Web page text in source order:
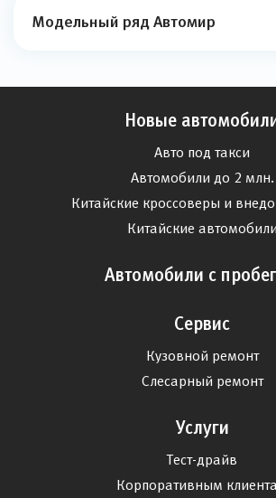
Модельный ряд Автомир
Новые
Авто под такси
Автомобили до 2 млн.
Китайские кроссоверы и
Китайские автомобили
Автомобили с
Сервис
Кузовной ремонт
Слесарный ремонт
Услуги
Тест-драйв
Корпоративным